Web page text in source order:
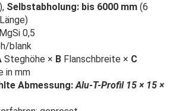
Selbstabholung: bis 6000 mm (6
0,5
blank
Steghöhe × B Flanschbreite × C
in mm
Abmessung: Alu-T-Profil 15 × 15 ×